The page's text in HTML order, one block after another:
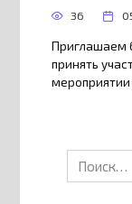
36
Приглашаем
принять
Search
for: